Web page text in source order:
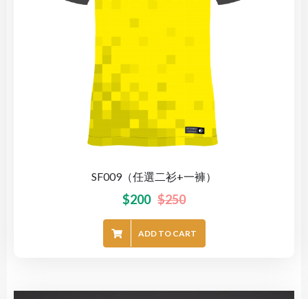
SF009（任選二衫+一褲）
$250
$200
ADD TO CART